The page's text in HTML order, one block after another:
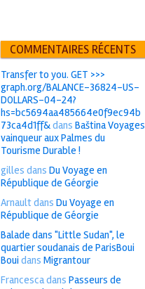
COMMENTAIRES RÉCENTS
Transfer to you. GET >>>
graph.org/BALANCE-36824-US-
DOLLARS-04-24?
hs=bc5694aa485664e0f9ec94b
73ca4d1ff&dans Baština Voyages
vainqueur aux Palmes du
Tourisme Durable !
gilles dans Du Voyage en
République de Géorgie
Arnaultdans Du Voyage en
République de Géorgie
Balade dans "Little Sudan", le
quartier soudanais de ParisBoui
Bouidans Migrantour
Francescadans Passeurs de